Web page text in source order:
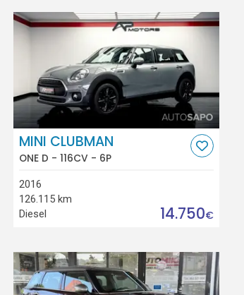
MINI CLUBMAN
ONE D - 116CV - 6P
2016
126.115 km
Diesel
14.750€